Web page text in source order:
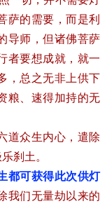
萨的需要，而是利
导师，但诸佛菩萨
者要想成就，就一
，总之无非上供下
粮、速得加持的无
道众生内心，遣除
刹土。
都可获得此次供灯
我们无量劫以来的